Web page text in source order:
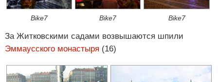
Bike7 Bike7 Bike7
За Житковскими садами возвышаются шпили
Эммаусского монастыря (16)